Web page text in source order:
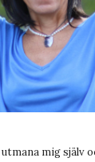
mig själv